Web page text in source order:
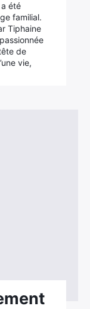
été
familial.
Tiphaine
de
vie,